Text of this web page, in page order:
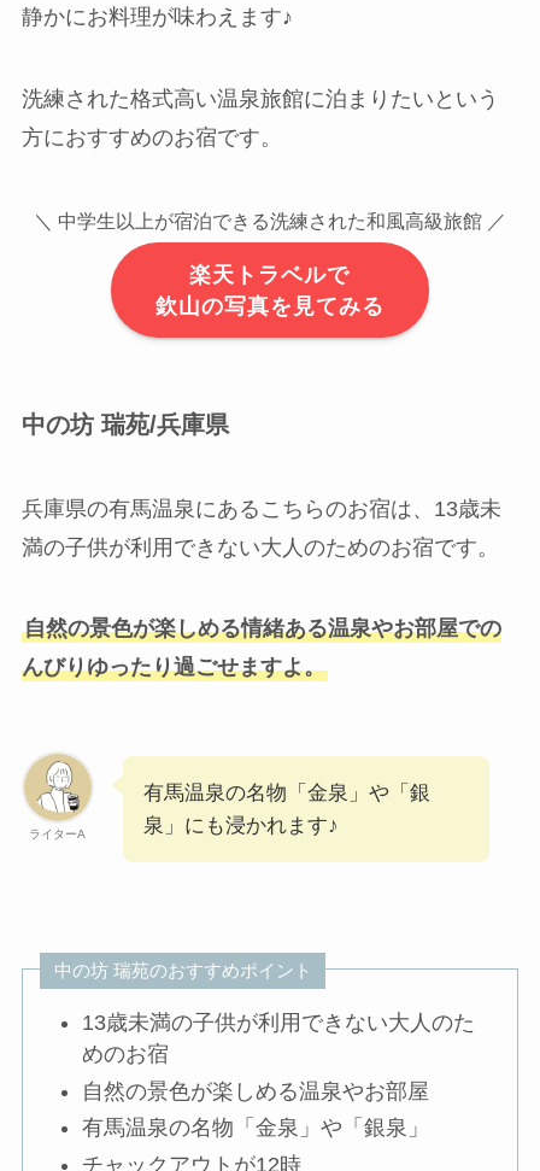
静かにお料理が味わえます♪
洗練された格式高い温泉旅館に泊まりたいという
方におすすめのお宿です。
＼ 中学生以上が宿泊できる洗練された和風高級旅館 ／
楽天トラベルで
欽山の写真を見てみる
中の坊 瑞苑/兵庫県
兵庫県の有馬温泉にあるこちらのお宿は、13歳未
満の子供が利用できない大人のためのお宿です。
自然の景色が楽しめる情緒ある温泉やお部屋での
んびりゆったり過ごせますよ。
ライターA
有馬温泉の名物「金泉」や「銀
泉」にも浸かれます♪
中の坊 瑞苑のおすすめポイント
13歳未満の子供が利用できない大人のた
めのお宿
自然の景色が楽しめる温泉やお部屋
有馬温泉の名物「金泉」や「銀泉」
チャックアウトが12時